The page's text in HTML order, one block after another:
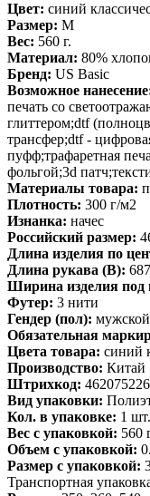
Цвет: синий
Размер: M
Вес: 560 г.
Материал: 80%
Бренд: US Basic
Возможное
печать со
глиттером;dtf
трансфер;dtf -
пуфф;трафаретная
фольгой;3d
Материалы товара:
Плотность: 300 г/м2
Изнанка: начес
Российский размер:
Длина изделия по
Длина рукава (B):
Ширина изделия под
Футер: 3 нити
Гендер (пол): мужской
Обязательная
Цвета товара: синий
Производство: Китай
Штрихкод:
Вид упаковки:
Кол. в упаковке: 1 шт.
Вес с упаковкой: 560
Объем с упаковкой:
Размер с упаковкой:
Транспортная